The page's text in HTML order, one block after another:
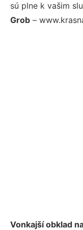
sú plne k vašim
Grob –
Vonkajší obklad